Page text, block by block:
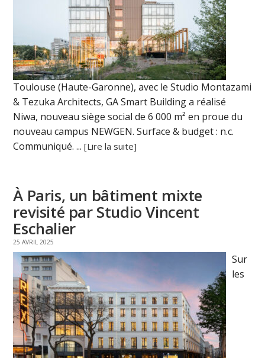
Toulouse (Haute-Garonne), avec le Studio Montazami
& Tezuka Architects, GA Smart Building a réalisé
Niwa, nouveau siège social de 6 000 m² en proue du
nouveau campus NEWGEN. Surface & budget : n.c.
Communiqué. ...[Lire la suite]
À Paris, un bâtiment mixte
revisité par Studio Vincent
Eschalier
25 AVRIL 2025
Sur
les